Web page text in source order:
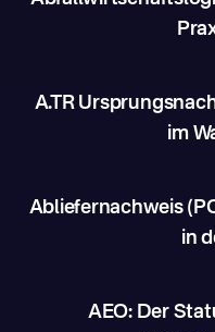
A.TR
im
Abliefernachweis
in
AEO: Der